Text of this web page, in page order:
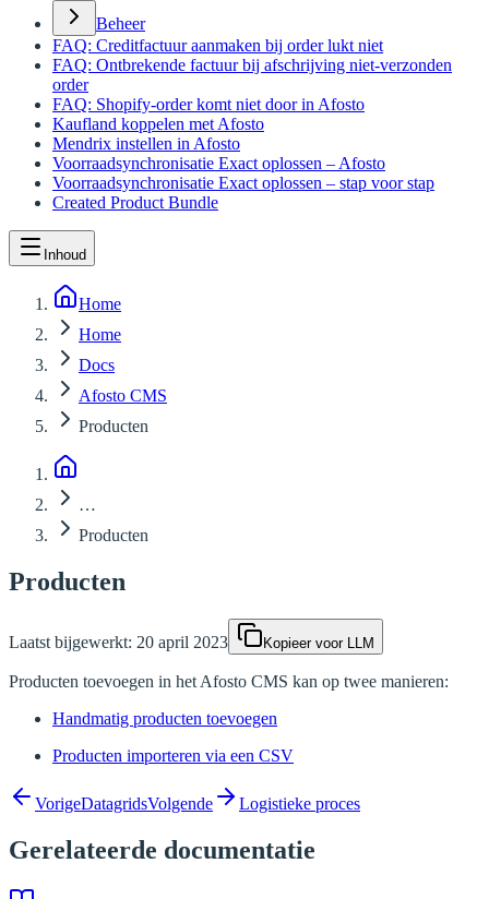
Beheer
FAQ: Creditfactuur aanmaken bij order lukt niet
FAQ: Ontbrekende factuur bij afschrijving niet-verzonden
order
FAQ: Shopify-order komt niet door in Afosto
Kaufland koppelen met Afosto
Mendrix instellen in Afosto
Voorraadsynchronisatie Exact oplossen – Afosto
Voorraadsynchronisatie Exact oplossen – stap voor stap
Created Product Bundle
Inhoud
Home
Home
Docs
Afosto CMS
Producten
…
Producten
Producten
Laatst bijgewerkt: 20 april 2023 Kopieer voor LLM
Producten toevoegen in het Afosto CMS kan op twee manieren:
Handmatig producten toevoegen
Producten importeren via een CSV
VorigeDatagridsVolgende Logistieke proces
Gerelateerde documentatie